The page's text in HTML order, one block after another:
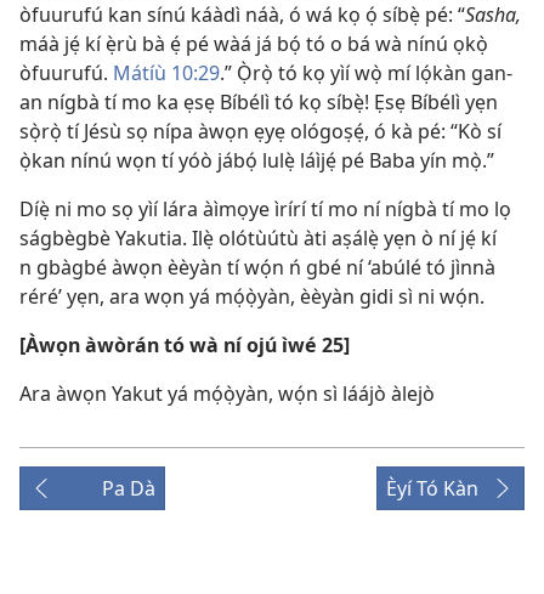
òfuurufú kan sínú káàdì náà, ó wá kọ ọ́ síbẹ̀ pé: “Sasha,
máà jẹ́ kí ẹ̀rù bà ẹ́ pé wàá já bọ́ tó o bá wà nínú ọkọ̀
òfuurufú. Mátíù 10:29.” Ọ̀rọ̀ tó kọ yìí wọ̀ mí lọ́kàn gan-
an nígbà tí mo ka ẹsẹ Bíbélì tó kọ síbẹ̀! Ẹsẹ Bíbélì yẹn
sọ̀rọ̀ tí Jésù sọ nípa àwọn ẹyẹ ológoṣẹ́, ó kà pé: “Kò sí
ọ̀kan nínú wọn tí yóò jábọ́ lulẹ̀ láìjẹ́ pé Baba yín mọ̀.”
Díẹ̀ ni mo sọ yìí lára àìmọye ìrírí tí mo ní nígbà tí mo lọ
ságbègbè Yakutia. Ilẹ̀ olótùútù àti aṣálẹ̀ yẹn ò ní jẹ́ kí
n gbàgbé àwọn èèyàn tí wọ́n ń gbé ní ‘abúlé tó jìnnà
réré’ yẹn, ara wọn yá mọ́ọ̀yàn, èèyàn gidi sì ni wọ́n.
[Àwọn àwòrán tó wà ní ojú ìwé 25]
Ara àwọn Yakut yá mọ́ọ̀yàn, wọ́n sì láájò àlejò
Pa Dà Èyí Tó Kàn